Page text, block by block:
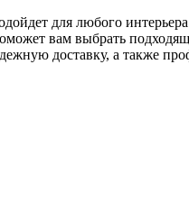
для любого
вам выбрать
доставку, а также